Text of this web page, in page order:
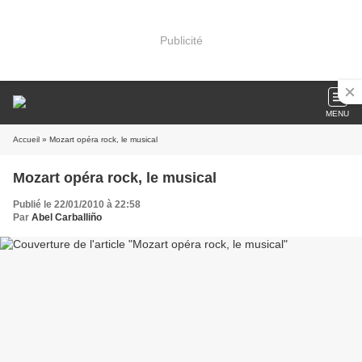
Publicité
MENU
Accueil » Mozart opéra rock, le musical
Mozart opéra rock, le musical
Publié le 22/01/2010 à 22:58
Par Abel Carballiño